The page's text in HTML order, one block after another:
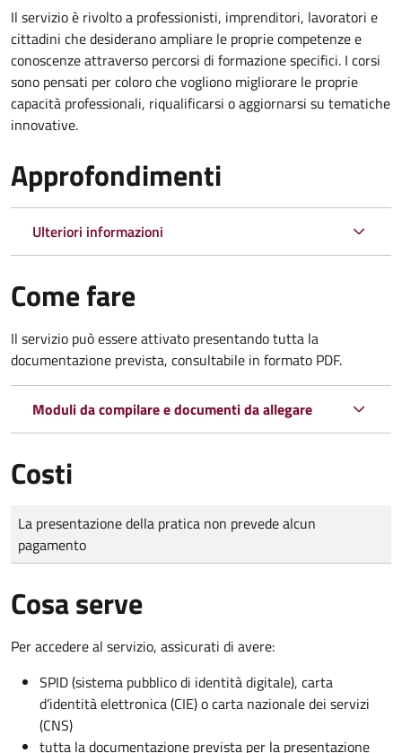
Il servizio è rivolto a professionisti, imprenditori, lavoratori e
cittadini che desiderano ampliare le proprie competenze e
conoscenze attraverso percorsi di formazione specifici. I corsi
sono pensati per coloro che vogliono migliorare le proprie
capacità professionali, riqualificarsi o aggiornarsi su tematiche
innovative.
Approfondimenti
Ulteriori informazioni
Come fare
Il servizio può essere attivato presentando tutta la
documentazione prevista, consultabile in formato PDF.
Moduli da compilare e documenti da allegare
Costi
Tipo di pagamento
Importo
La presentazione della pratica non prevede alcun
pagamento
Cosa serve
Per accedere al servizio, assicurati di avere:
SPID (sistema pubblico di identità digitale), carta
d’identità elettronica (CIE) o carta nazionale dei servizi
(CNS)
tutta la documentazione prevista per la presentazione